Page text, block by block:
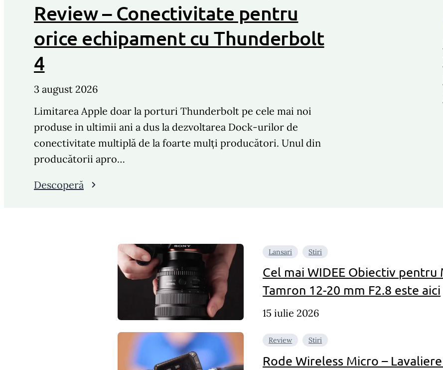
Review – Conectivitate pentru
orice echipament cu Thunderbolt
4
3 august 2026
Limitarea Apple doar la porturi Thunderbolt pe cele mai noi
produse in ultimii ani a dus la dezvoltarea Dock-urilor de
conectivitate multiplă de la foarte mulți producători. Unul din
producătorii apro…
Descoperă
Lansari Stiri
Cel mai WIDEE Obiectiv pentru
Tamron 12-20 mm F2.8 este aici
15 iulie 2026
Review Stiri
Rode Wireless Micro –